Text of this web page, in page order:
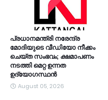
പ്രധാനമന്ത്രി നരേന്ദ്ര
മോദിയുടെ വീഡിയോ നീക്കം
ചെയ്ത സംഭവം; ക്ഷമാപണം
നടത്തി മെറ്റ ഉന്നത
ഉദ്യോഗസ്ഥന്‍
August 05, 2026